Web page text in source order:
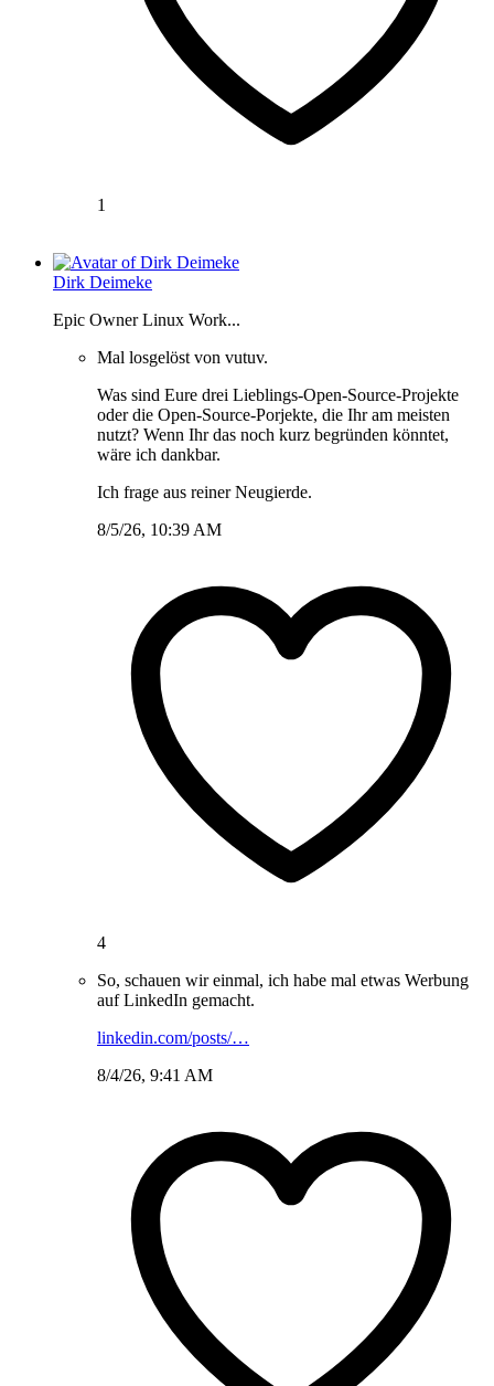
1
Dirk Deimeke
Epic Owner Linux Work...
Mal losgelöst von vutuv.
Was sind Eure drei Lieblings-Open-Source-Projekte
oder die Open-Source-Porjekte, die Ihr am meisten
nutzt? Wenn Ihr das noch kurz begründen könntet,
wäre ich dankbar.
Ich frage aus reiner Neugierde.
8/5/26, 10:39 AM
4
So, schauen wir einmal, ich habe mal etwas Werbung
auf LinkedIn gemacht.
linkedin.com/posts/…
8/4/26, 9:41 AM